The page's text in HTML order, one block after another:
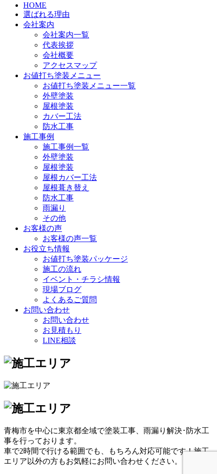
HOME
選ばれる理由
会社案内
会社案内一覧
代表挨拶
会社概要
アクセスマップ
お値打ち塗装メニュー
お値打ち塗装メニュー一覧
外壁塗装
屋根塗装
カバー工法
防水工事
施工事例
施工事例一覧
外壁塗装
屋根塗装
屋根カバー工法
屋根葺き替え
防水工事
雨漏り
その他
お客様の声
お客様の声一覧
お役立ち情報
お値打ち塗装パッケージ
施工の流れ
イベント・チラシ情報
現場ブログ
よくあるご質問
お問い合わせ
お問い合わせ
お見積もり
LINE相談
青梅市を中心に東京都全域で塗装工事、雨漏り解決･防水工
事を行っております。
車で2時間で行ける範囲でも、もちろん対応可能です！施工
エリア以外の方もお気軽にお問い合わせください。